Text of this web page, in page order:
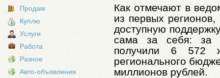
Продам
Куплю
Услуги
Работа
Разное
Авто-объявления
Как отмечают в
из первых
доступную
сама за себя: за
получили 6 572
регионального
миллионов рублей.